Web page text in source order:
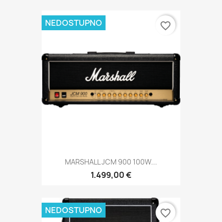
MARSHALL JCM 900 100W...
1.499,00 €
NEDOSTUPNO favorite_border
NEDOSTUPNO favorite_border